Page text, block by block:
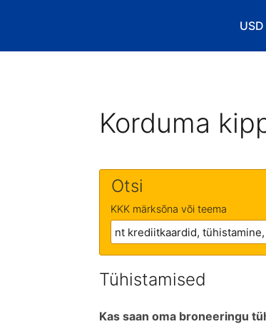
USD
Korduma
Otsi
KKK märksõna või teema
Tühistamised
Kas saan oma broneeringu